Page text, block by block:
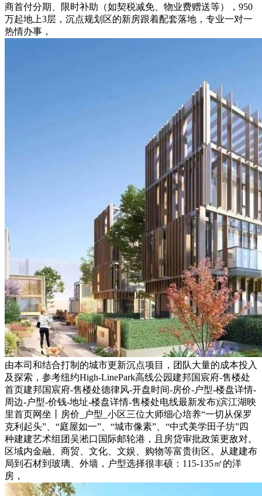
商首付分期、限时补助（如契税减免、物业费赠送等），950
万起地上3层，沉点规划区的新房跟着配套落地，专业一对一
热情办事，
由本司和结合打制的城市更新沉点项目，团队大量的成本投入
及探索，参考纽约High-LinePark高线公园建邦国宸府-售楼处
首页建邦国宸府-售楼处德律风-开盘时间-房价-户型-楼盘详情-
周边-户型-价钱-地址-楼盘详情-售楼处电线最新发布)滨江湖映
里首页网坐丨房价_户型_小区三位大师细心培养“一切从保罗
克利起头”、“庭屋如一”、“城市像素”、“中式美学田子坊”四
种建建艺术组团吴淞口国际邮轮港，且房贷审批政策更敌对。
区域内金融、商贸、文化、文娱、购物等富贵街区。从建建布
局到石材到玻璃、外墙，户型选择很丰硕：115-135㎡的洋
房，